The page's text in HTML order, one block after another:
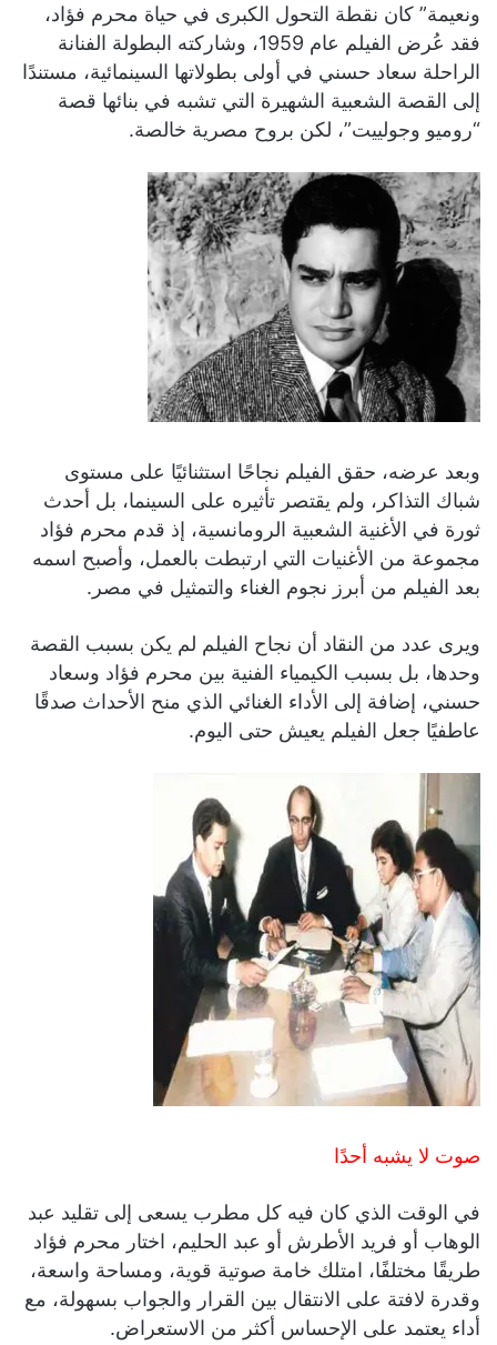
ونعيمة” كان نقطة التحول الكبرى في حياة محرم فؤاد،
فقد عُرض الفيلم عام 1959، وشاركته البطولة الفنانة
الراحلة سعاد حسني في أولى بطولاتها السينمائية، مستندًا
إلى القصة الشعبية الشهيرة التي تشبه في بنائها قصة
“روميو وجولييت”، لكن بروح مصرية خالصة.
وبعد عرضه، حقق الفيلم نجاحًا استثنائيًا على مستوى
شباك التذاكر، ولم يقتصر تأثيره على السينما، بل أحدث
ثورة في الأغنية الشعبية الرومانسية، إذ قدم محرم فؤاد
مجموعة من الأغنيات التي ارتبطت بالعمل، وأصبح اسمه
بعد الفيلم من أبرز نجوم الغناء والتمثيل في مصر.
ويرى عدد من النقاد أن نجاح الفيلم لم يكن بسبب القصة
وحدها، بل بسبب الكيمياء الفنية بين محرم فؤاد وسعاد
حسني، إضافة إلى الأداء الغنائي الذي منح الأحداث صدقًا
عاطفيًا جعل الفيلم يعيش حتى اليوم.
صوت لا يشبه أحدًا
في الوقت الذي كان فيه كل مطرب يسعى إلى تقليد عبد
الوهاب أو فريد الأطرش أو عبد الحليم، اختار محرم فؤاد
طريقًا مختلفًا، امتلك خامة صوتية قوية، ومساحة واسعة،
وقدرة لافتة على الانتقال بين القرار والجواب بسهولة، مع
أداء يعتمد على الإحساس أكثر من الاستعراض.